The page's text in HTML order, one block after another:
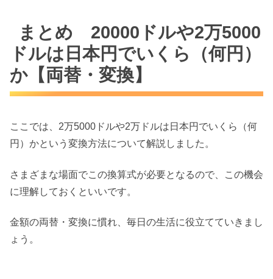
まとめ 20000ドルや2万5000
ドルは日本円でいくら（何円）
か【両替・変換】
ここでは、2万5000ドルや2万ドルは日本円でいくら（何
円）かという変換方法について解説しました。
さまざまな場面でこの換算式が必要となるので、この機会
に理解しておくといいです。
金額の両替・変換に慣れ、毎日の生活に役立てていきまし
ょう。